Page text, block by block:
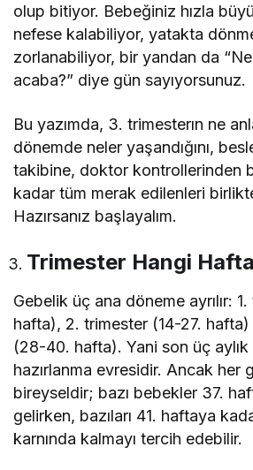
olup bitiyor. Bebeğiniz hızla
nefese kalabiliyor, yatakta
zorlanabiliyor, bir yandan da
acaba?” diye gün sayıyorsunuz.
Bu yazımda, 3. trimesterın ne
dönemde neler yaşandığını,
takibine, doktor kontrollerinden
kadar tüm merak edilenleri
Hazırsanız başlayalım.
Trimester Hangi
Gebelik üç ana döneme ayrılır:
hafta), 2. trimester (14-27.
(28-40. hafta). Yani son üç
hazırlanma evresidir. Ancak her
bireyseldir; bazı bebekler 37.
gelirken, bazıları 41. haftaya
karnında kalmayı tercih edebilir.